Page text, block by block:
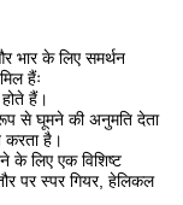
भार के लिए समर्थन
हैंः
हैं।
से घूमने की अनुमति देता
करता है।
के लिए एक विशिष्ट
पर स्पर गियर, हेलिकल